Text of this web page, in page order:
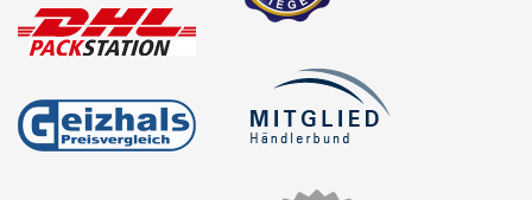
für Citroen
für Daewoo